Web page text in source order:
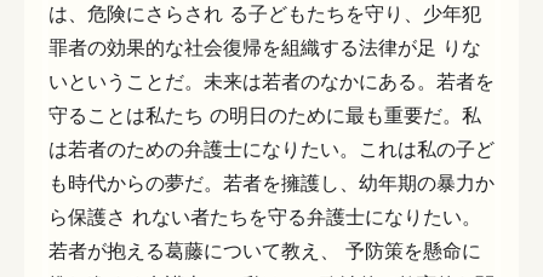
は、危険にさらされ る子どもたちを守り、少年犯
罪者の効果的な社会復帰を組織する法律が足 りな
いということだ。未来は若者のなかにある。若者を
守ることは私たち の明日のために最も重要だ。私
は若者のための弁護士になりたい。これは私の子ど
も時代からの夢だ。若者を擁護し、幼年期の暴力か
ら保護さ れない者たちを守る弁護士になりたい。
若者が抱える葛藤について教え、 予防策を懸命に